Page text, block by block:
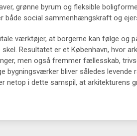
grønne byrum og fleksible
både social sammenhængskraft og
værktøjer, at borgerne kan følge og
Resultatet er et København, hvor
men også fremmer fællesskab,
bygningsværker bliver således levende
netop i dette samspil, at arkitekturens